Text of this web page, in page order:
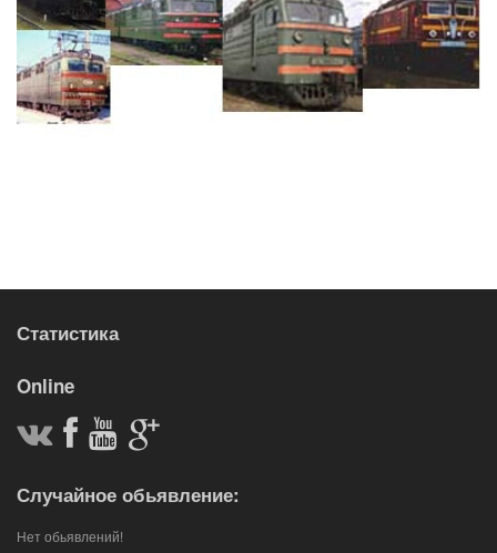
Статистика
Online
Случайное обьявление:
Нет обьявлений!